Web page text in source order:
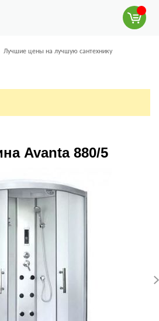
Лучшие цены на лучшую сантехнику
Avanta 880/5